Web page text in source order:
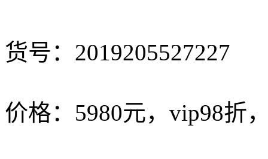
货号：2019205527227
价格：5980元，vip98折